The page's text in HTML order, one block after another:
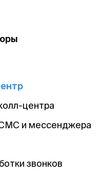
центра
и мессенджера
звонков